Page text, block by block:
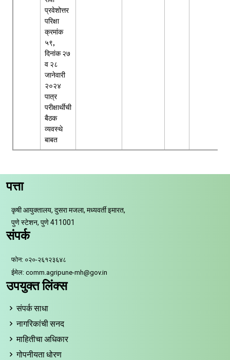
प्रवेशोत्तर
परिक्षा
क्रमांक
५९,
दिनांक २७
व २८
जानेवारी
२०२४
पात्र
परीक्षार्थीची
बैठक
व्यवस्थे
बाबत
पत्ता
कृषी आयुक्तालय, दुसरा मजला, मध्यवर्ती इमारत,
पुणे स्टेशन, पुणे 411001
संपर्क
फोन: ०२०-२६१२३६४८
ईमेल: comm.agripune-mh@gov.in
उपयुक्त लिंक्स
संपर्क साधा
नागरिकांची सनद
माहितीचा अधिकार
गोपनीयता धोरण